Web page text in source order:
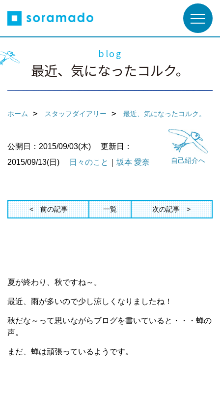
blog
最近、気になったコルク。
ホーム スタッフダイアリー 最近、気になったコルク。
自己紹介へ
公開日：2015/09/03(木)
更新日：
2015/09/13(日)
日々のこと 坂本 愛奈
前の記事 一覧 次の記事
夏が終わり、秋ですね～。
最近、雨が多いので少し涼しくなりましたね！
秋だな～って思いながらブログを書いていると・・・蝉の
声。
まだ、蝉は頑張っているようです。